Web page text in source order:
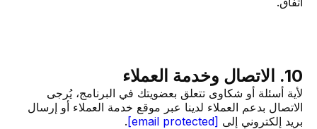
10. الاتصال وخدمة العملاء
لأية أسئلة أو شكاوى تتعلق بعضويتك في البرنامج، يُرجى
الاتصال بدعم العملاء لدينا عبر موقع خدمة العملاء أو إرسال
بريد إلكتروني إلى [email protected]
.